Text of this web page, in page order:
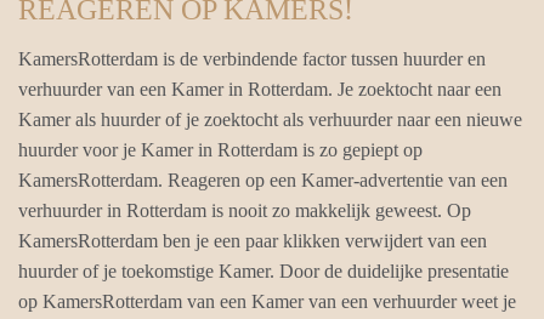
REAGEREN OP KAMERS!
KamersRotterdam is de verbindende factor tussen huurder en
verhuurder van een Kamer in Rotterdam. Je zoektocht naar een
Kamer als huurder of je zoektocht als verhuurder naar een nieuwe
huurder voor je Kamer in Rotterdam is zo gepiept op
KamersRotterdam. Reageren op een Kamer-advertentie van een
verhuurder in Rotterdam is nooit zo makkelijk geweest. Op
KamersRotterdam ben je een paar klikken verwijdert van een
huurder of je toekomstige Kamer. Door de duidelijke presentatie
op KamersRotterdam van een Kamer van een verhuurder weet je